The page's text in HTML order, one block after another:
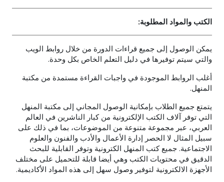
الكتب والمواد المطلوبة:
يمكن الوصول إلى جميع قراءات الدورة من خلال روابط الويب
والتي سيتم توفيرها في دليل التعلم الخاص بكل وحدة.
أغلب الروابط الموجودة في واجبات القراءة مستمدة من مكتبة
المنهل.
يتمتع جميع الطلاب بإمكانية الوصول المجاني إلى مكتبة المنهل
التي توفر آلاف الكتب الإلكترونية من كبار الناشرين في العالم
العربي، عبر مجموعة متنوعة من الموضوعات، بما في ذلك على
سبيل المثال لا الحصر إدارة الأعمال والأدب والفنون والعلوم
الاجتماعية. جميع كتب المنهل الكترونية وتوفر القابلية للبحث
الدقيق في محتويات الكتب وهي أيضا قابلة للتحميل على مختلف
الأجهزة الالكترونية لتوفير وصول سهل إلى هذه المواد الأكاديمية.